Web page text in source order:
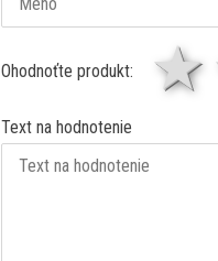
Ohodnoťte produkt:
Text na hodnotenie